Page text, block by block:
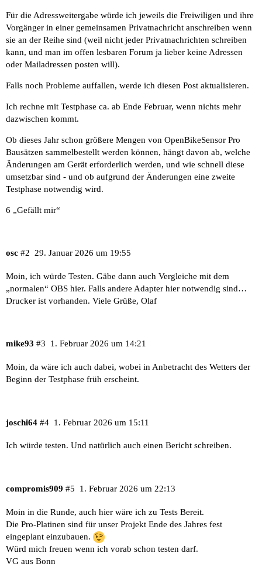
Für die Adressweitergabe würde ich jeweils die Freiwiligen und ihre
Vorgänger in einer gemeinsamen Privatnachricht anschreiben wenn
sie an der Reihe sind (weil nicht jeder Privatnachrichten schreiben
kann, und man im offen lesbaren Forum ja lieber keine Adressen
oder Mailadressen posten will).
Falls noch Probleme auffallen, werde ich diesen Post aktualisieren.
Ich rechne mit Testphase ca. ab Ende Februar, wenn nichts mehr
dazwischen kommt.
Ob dieses Jahr schon größere Mengen von OpenBikeSensor Pro
Bausätzen sammelbestellt werden können, hängt davon ab, welche
Änderungen am Gerät erforderlich werden, und wie schnell diese
umsetzbar sind - und ob aufgrund der Änderungen eine zweite
Testphase notwendig wird.
6 „Gefällt mir“
osc 29. Januar 2026 um 19:55
#2
Moin, ich würde Testen. Gäbe dann auch Vergleiche mit dem
„normalen“ OBS hier. Falls andere Adapter hier notwendig sind…
Drucker ist vorhanden. Viele Grüße, Olaf
mike93 1. Februar 2026 um 14:21
#3
Moin, da wäre ich auch dabei, wobei in Anbetracht des Wetters der
Beginn der Testphase früh erscheint.
joschi64 1. Februar 2026 um 15:11
#4
Ich würde testen. Und natürlich auch einen Bericht schreiben.
compromis909 1. Februar 2026 um 22:13
#5
Moin in die Runde, auch hier wäre ich zu Tests Bereit.
Die Pro-Platinen sind für unser Projekt Ende des Jahres fest
eingeplant einzubauen.
Würd mich freuen wenn ich vorab schon testen darf.
VG aus Bonn